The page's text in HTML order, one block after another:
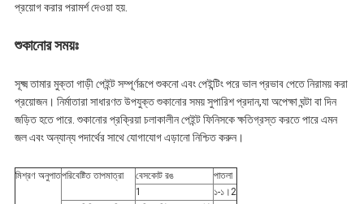
প্রয়োগ করার পরামর্শ দেওয়া হয়.
শুকানোর সময়ঃ
সূক্ষ্ম তামার মুক্তা গাড়ী পেইন্ট সম্পূর্ণরূপে শুকনো এবং পেইন্টিং পরে ভাল প্রভাব পেতে নিরাময় করা
প্রয়োজন। নির্মাতারা সাধারণত উপযুক্ত শুকানোর সময় সুপারিশ প্রদান,যা অপেক্ষা ঘন্টা বা দিন
জড়িত হতে পারে. শুকানোর প্রক্রিয়া চলাকালীন পেইন্ট ফিনিসকে ক্ষতিগ্রস্ত করতে পারে এমন
জল এবং অন্যান্য পদার্থের সাথে যোগাযোগ এড়ানো নিশ্চিত করুন।
মিশ্রণ অনুপাতপরিবেষ্টিত তাপমাত্রা বেসকোট রঙ
পাতলা
1
১-১।2